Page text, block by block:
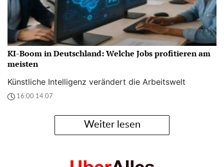
KI-Boom in Deutschland: Welche Jobs profitieren am
meisten
Künstliche Intelligenz verändert die Arbeitswelt
16:00 14.07
Weiter lesen